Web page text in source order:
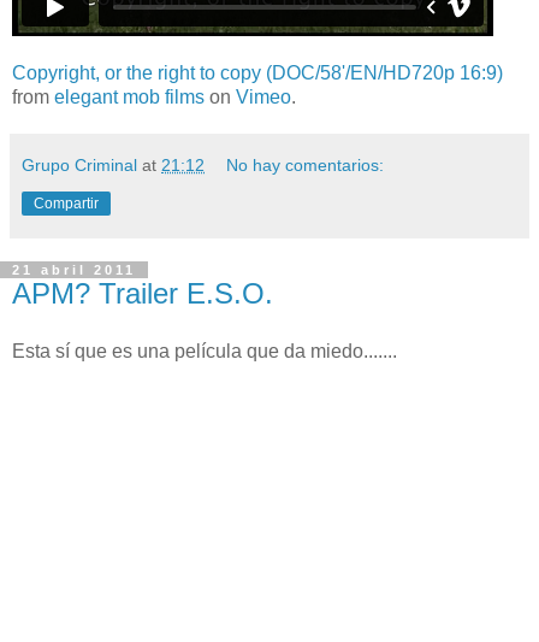
Copyright, or the right to copy (DOC/58'/EN/HD720p 16:9)
from elegant mob films on Vimeo.
Grupo Criminal at 21:12 No hay comentarios:
Compartir
21 abril 2011
APM? Trailer E.S.O.
Esta sí que es una película que da miedo.......